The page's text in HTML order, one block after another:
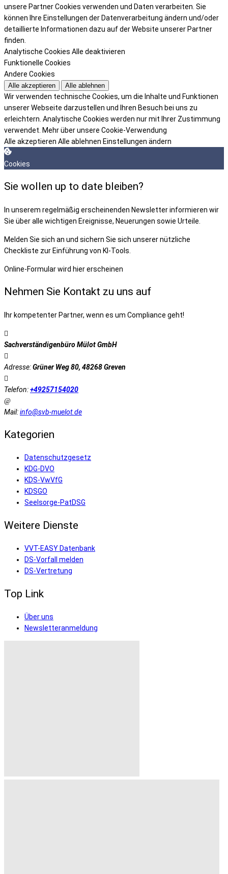
unsere Partner Cookies verwenden und Daten verarbeiten. Sie
können Ihre Einstellungen der Datenverarbeitung ändern und/oder
detaillierte Informationen dazu auf der Website unserer Partner
finden.
Analytische Cookies Alle deaktivieren
Funktionelle Cookies
Andere Cookies
Alle akzeptieren Alle ablehnen
Wir verwenden technische Cookies, um die Inhalte und Funktionen
unserer Webseite darzustellen und Ihren Besuch bei uns zu
erleichtern. Analytische Cookies werden nur mit Ihrer Zustimmung
verwendet. Mehr über unsere Cookie-Verwendung
Alle akzeptieren Alle ablehnen Einstellungen ändern
Cookies
Sie wollen up to date bleiben?
In unserem regelmäßig erscheinenden Newsletter informieren wir
Sie über alle wichtigen Ereignisse, Neuerungen sowie Urteile.
Melden Sie sich an und sichern Sie sich unserer nützliche
Checkliste zur Einführung von KI-Tools.
Online-Formular wird hier erscheinen
Nehmen Sie Kontakt zu uns auf
Ihr kompetenter Partner, wenn es um Compliance geht!
Sachverständigenbüro Mülot GmbH
Adresse:Grüner Weg 80, 48268 Greven
Telefon:+49257154020
Mail:info@svb-muelot.de
Kategorien
Datenschutzgesetz
KDG-DVO
KDS-VwVfG
KDSGO
Seelsorge-PatDSG
Weitere Dienste
VVT-EASY Datenbank
DS-Vorfall melden
DS-Vertretung
Top Link
Über uns
Newsletteranmeldung